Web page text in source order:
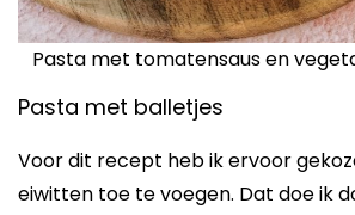
Pasta met tomatensaus en
Pasta met balletjes
Voor dit recept heb ik ervoor
eiwitten toe te voegen. Dat doe ik